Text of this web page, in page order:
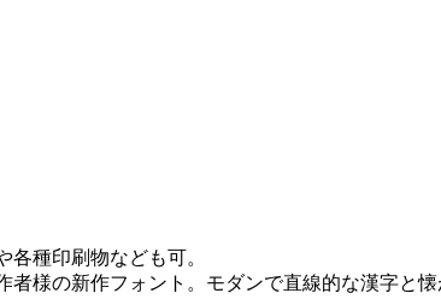
種印刷物なども可。
者様の新作フォント。モダンで直線的な漢字と